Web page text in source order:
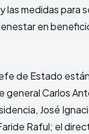
las medidas para
en
de Estado
general Carlos
José
Raful; el